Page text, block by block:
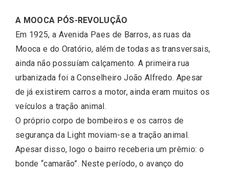
A MOOCA PÓS-REVOLUÇÃO
Em 1925, a Avenida Paes de Barros, as ruas da
Mooca e do Oratório, além de todas as transversais,
ainda não possuíam calçamento. A primeira rua
urbanizada foi a Conselheiro João Alfredo. Apesar
de já existirem carros a motor, ainda eram muitos os
veículos a tração animal.
O próprio corpo de bombeiros e os carros de
segurança da Light moviam-se a tração animal.
Apesar disso, logo o bairro receberia um prêmio: o
bonde “camarão”. Neste período, o avanço do